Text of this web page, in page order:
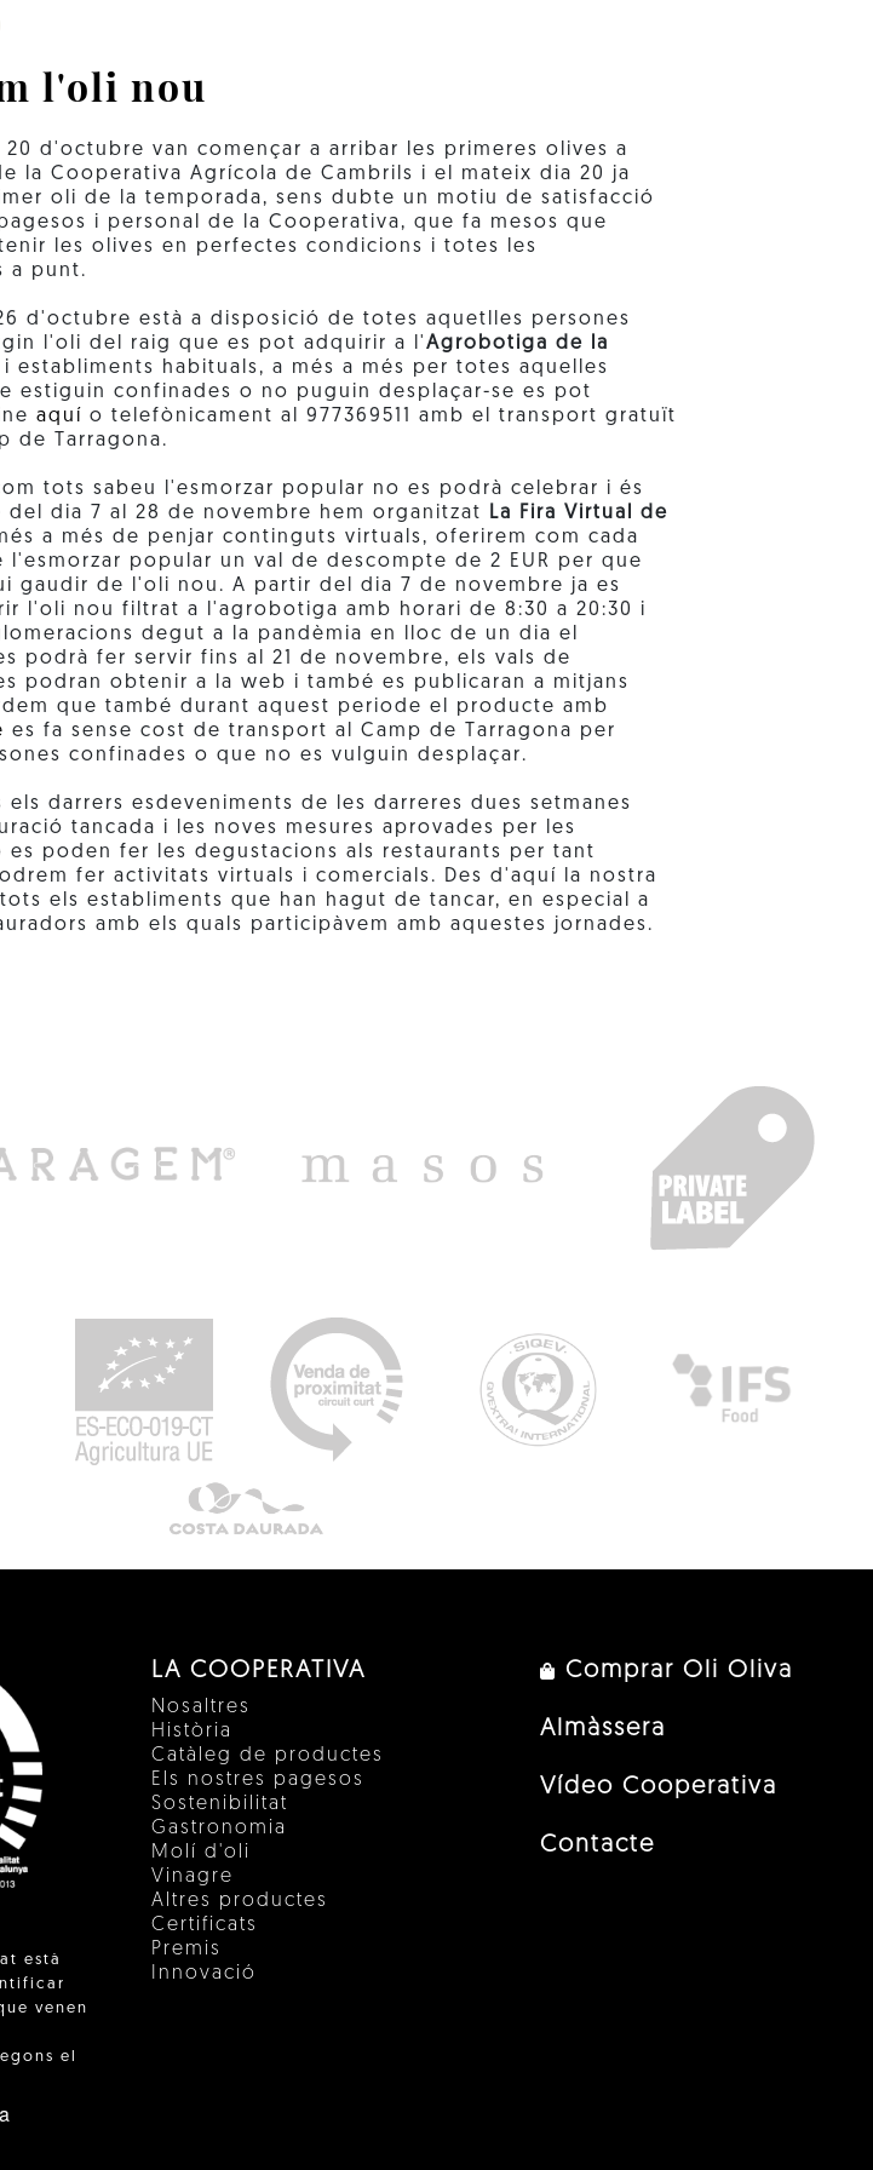
l'oli nou
20 d'octubre van començar a arribar les primeres olives a
la Cooperativa Agrícola de Cambrils i el mateix dia 20 ja
oli de la temporada, sens dubte un motiu de satisfacció
i personal de la Cooperativa, que fa mesos que
les olives en perfectes condicions i totes les
a punt.
d'octubre està a disposició de totes aquetlles persones
l'oli del raig que es pot adquirir a l'Agrobotiga de la
i establiments habituals, a més a més per totes aquelles
estiguin confinades o no puguin desplaçar-se es pot
aquí o telefònicament al 977369511 amb el transport gratuït
de Tarragona.
tots sabeu l'esmorzar popular no es podrà celebrar i és
del dia 7 al 28 de novembre hem organitzat
La Fira Virtual de
a més de penjar continguts virtuals, oferirem com cada
l'esmorzar popular un val de descompte de 2 EUR per que
gaudir de l'oli nou. A partir del dia 7 de novembre ja es
l'oli nou filtrat a l'agrobotiga amb horari de 8:30 a 20:30 i
degut a la pandèmia en lloc de un dia el
podrà fer servir fins al 21 de novembre, els vals de
podran obtenir a la web i també es publicaran a mitjans
que també durant aquest periode el producte amb
es fa sense cost de transport al Camp de Tarragona per
confinades o que no es vulguin desplaçar.
els darrers esdeveniments de les darreres dues setmanes
tancada i les noves mesures aprovades per les
es poden fer les degustacions als restaurants per tant
fer activitats virtuals i comercials. Des d'aquí la nostra
els establiments que han hagut de tancar, en especial a
amb els quals participàvem amb aquestes jornades.
està
venen
el
LA COOPERATIVA
Nosaltres
Història
Catàleg de productes
Els nostres pagesos
Sostenibilitat
Gastronomia
Molí d'oli
Vinagre
Altres productes
Certificats
Premis
Innovació
Comprar Oli Oliva
Almàssera
Vídeo Cooperativa
Contacte